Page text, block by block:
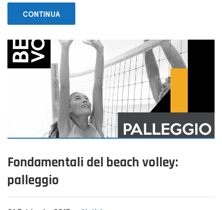
CONTINUA
Fondamentali del beach volley:
palleggio